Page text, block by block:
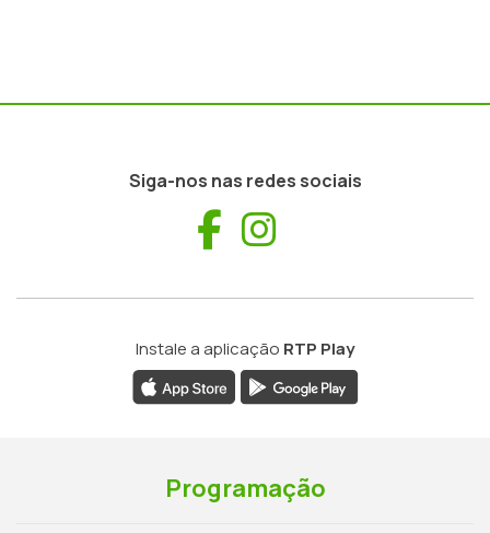
Siga-nos nas redes sociais
Facebook
Instale a aplicação RTP Play
Programação